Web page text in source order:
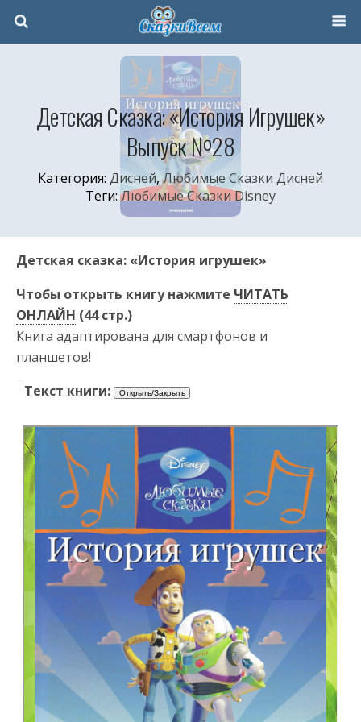
Детская Сказка: «История Игрушек»
Выпуск №28
Категория: Дисней,Любимые Сказки Дисней
Теги:Любимые Сказки Disney
Детская сказка: «История игрушек»
Чтобы открыть книгу нажмите ЧИТАТЬ
ОНЛАЙН (44 стр.)
Книга адаптирована для смартфонов и
планшетов!
Текст книги: